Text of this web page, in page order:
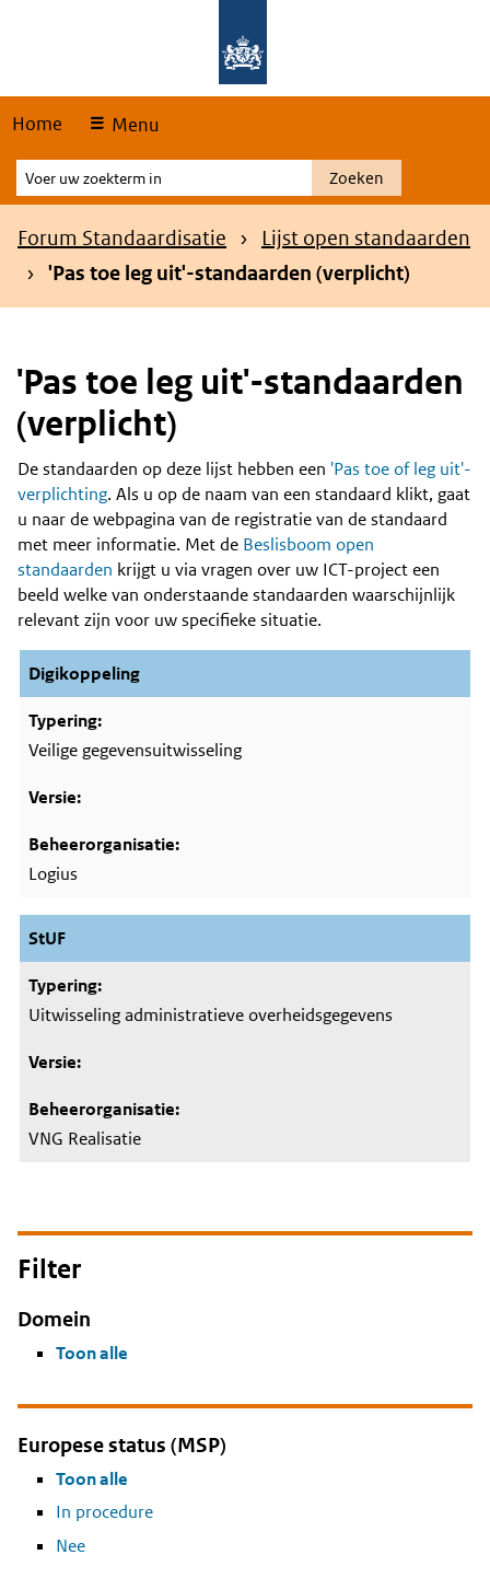
Home Menu
Voer
uw
zoekterm
Zoeken
Kruimelpad
Forum Standaardisatie
Lijst open standaarden
'Pas toe leg uit'-standaarden (verplicht)
'Pas toe leg uit'-standaarden
(verplicht)
Content
De standaarden op deze lijst hebben een 'Pas toe of leg uit'-
verplichting. Als u op de naam van een standaard klikt, gaat
u naar de webpagina van de registratie van de standaard
met meer informatie. Met de Beslisboom open
standaarden krijgt u via vragen over uw ICT-project een
beeld welke van onderstaande standaarden waarschijnlijk
relevant zijn voor uw specifieke situatie.
Digikoppeling
Veilige gegevensuitwisseling
Logius
StUF
Uitwisseling administratieve overheidsgegevens
VNG Realisatie
Filter
Domein
Toon alle
Europese status (MSP)
Toon alle
In procedure
Nee